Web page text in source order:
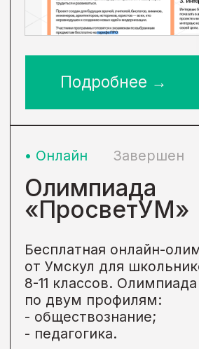
Курс для школьников, учителей,
педагогов дополнительного
образования и родителей
уроков с заданиями:
личностное развитие (умение
учиться, эффективно общаться,
использоваться как в комплексе,
от учебной программы и
потребностей школьников. Для
ФГОС, федеральной рабочей
программой и метапредметные
результаты.
Образовательный курс
Категория
Дети до 18 лет,
Родители,
Малоимущие,
Учителя, педагоги и преподаватели